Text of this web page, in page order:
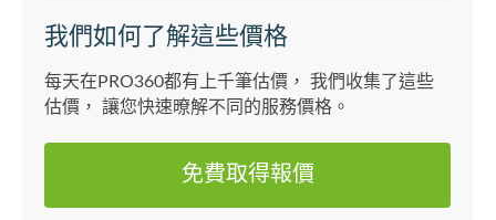
我們如何了解這些價格
每天在PRO360都有上千筆估價， 我們收集了這些
估價， 讓您快速暸解不同的服務價格。
免費取得報價